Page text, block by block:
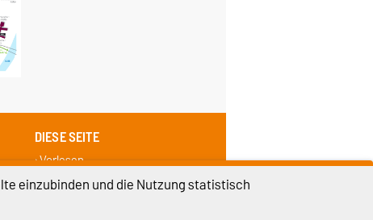
DIESE SEITE
Vorlesen
Drucken
einzubinden und die Nutzung statistisch